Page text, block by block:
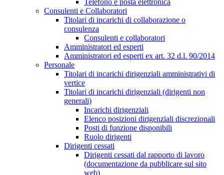
Consulenti e Collaboratori
Titolari di incarichi di collaborazione o
consulenza
Consulenti e collaboratori
Amministratori ed esperti
Amministratori ed esperti ex art. 32 d.l. 90/2014
Personale
Titolari di incarichi dirigenziali amministrativi di
vertice
Titolari di incarichi dirigenziali (dirigenti non
generali)
Incarichi dirigenziali
Elenco posizioni dirigenziali discrezionali
Posti di funzione disponibili
Ruolo dirigenti
Dirigenti cessati
Dirigenti cessati dal rapporto di lavoro
(documentazione da pubblicare sul sito
web)